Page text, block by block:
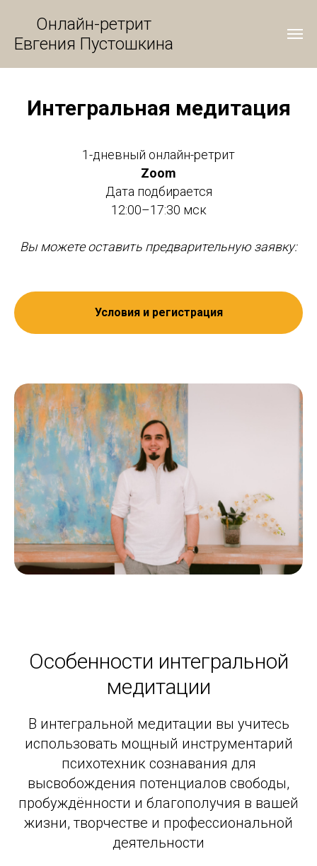
Онлайн-ретрит
Евгения Пустошкина
Интегральная медитация
1-дневный онлайн-ретрит
Zoom
Дата подбирается
12:00–17:30 мск
Вы можете оставить предварительную заявку:
Условия и регистрация
Особенности интегральной
медитации
В интегральной медитации вы учитесь
использовать мощный инструментарий
психотехник сознавания для
высвобождения потенциалов свободы,
пробуждённости и благополучия в вашей
жизни, творчестве и профессиональной
деятельности